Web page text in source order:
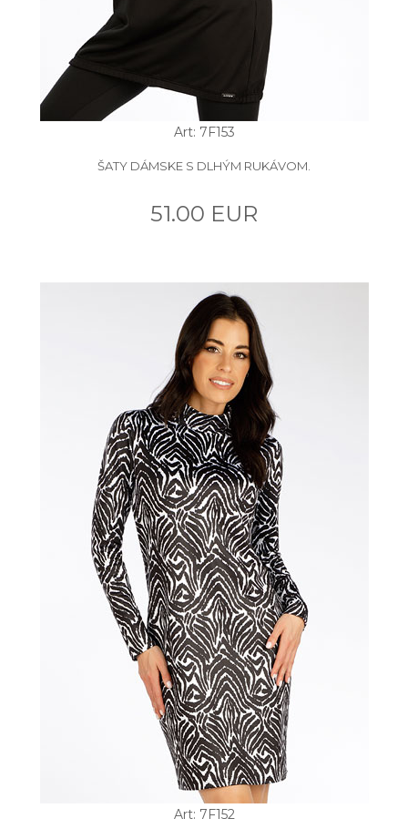
Art: 7F153
ŠATY DÁMSKE S DLHÝM RUKÁVOM.
51.00 EUR
Art: 7F152